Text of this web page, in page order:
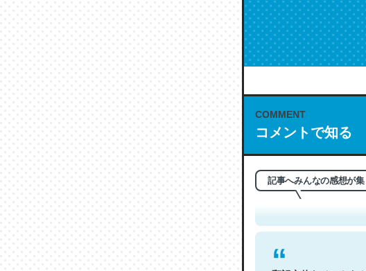
COMMENT
コメントで知る
記事へみんなの感想が集
これは名文。彼はと
もお勧め。自分はこ
─今のこの状況が信じら
翻訳文体なせいかわ